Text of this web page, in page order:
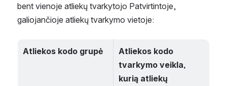
bent vienoje atliekų tvarkytojo Patvirtintoje,
galiojančioje atliekų tvarkymo vietoje:
Atliekos kodo grupė
Atliekos kodo
tvarkymo veikla,
kurią atliekų